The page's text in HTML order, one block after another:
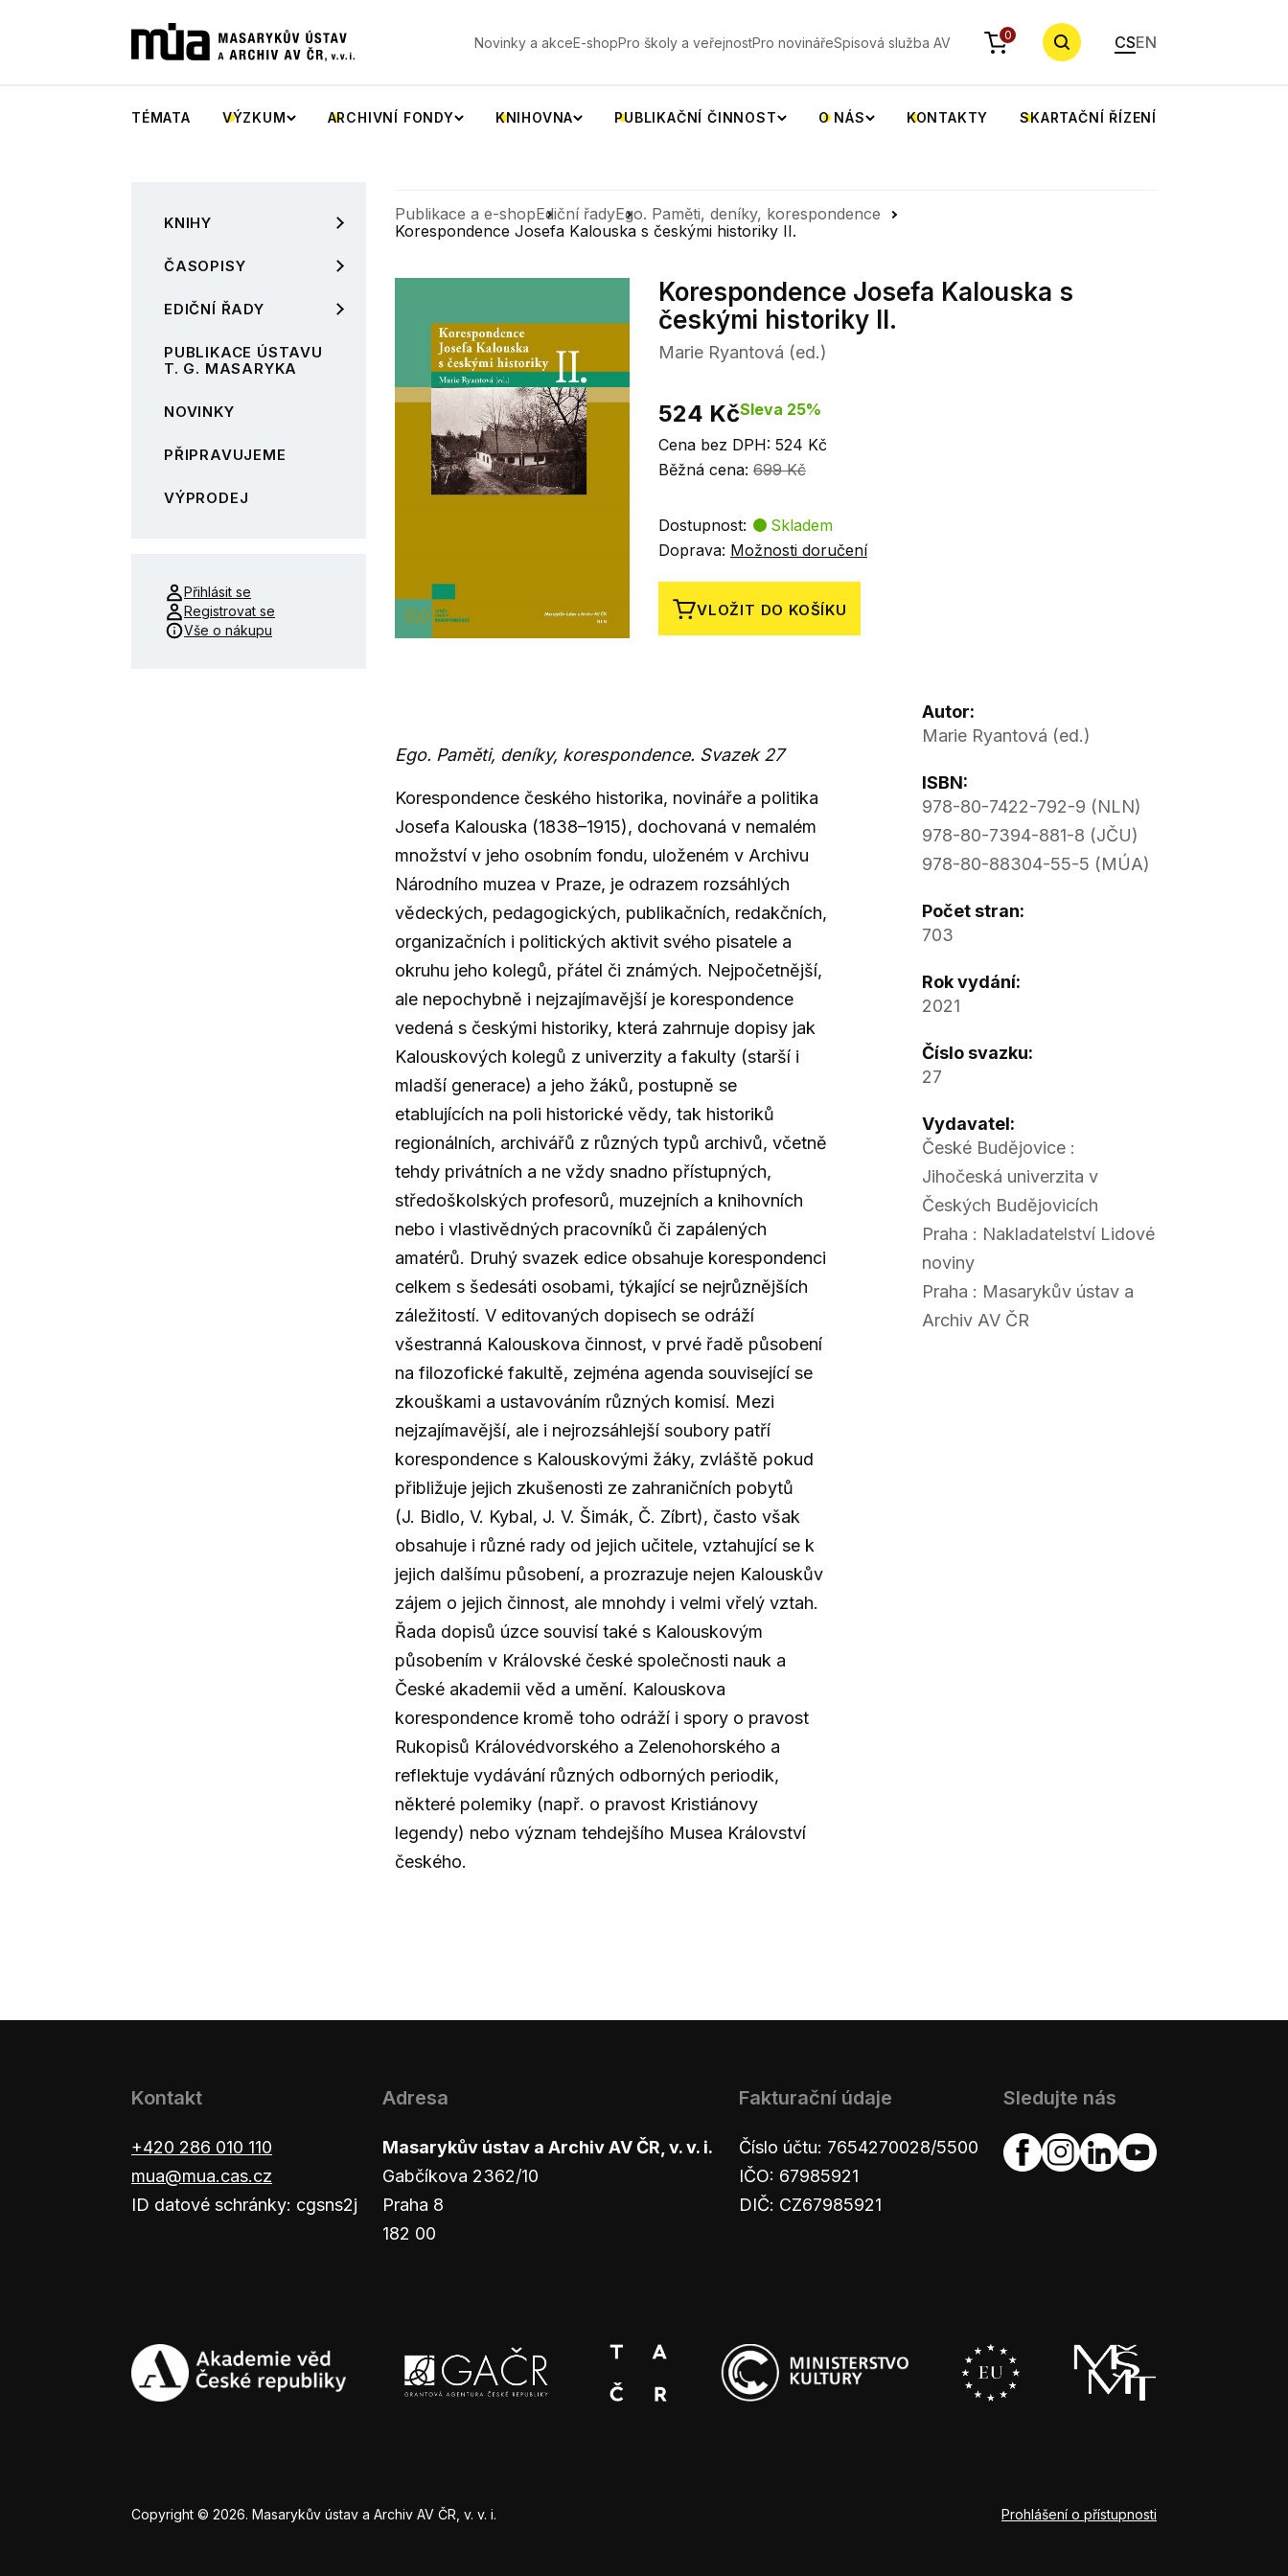
Novinky a akceE-shopPro školy a veřejnostPro novinářeSpisová služba AV 0 CSEN
TÉMATA VÝZKUM ARCHIVNÍ FONDY KNIHOVNA PUBLIKAČNÍ ČINNOST O NÁS KONTAKTY SKARTAČNÍ ŘÍZENÍ
KNIHY
ČASOPISY
EDIČNÍ ŘADY
PUBLIKACE ÚSTAVU
T. G. MASARYKA
NOVINKY
PŘIPRAVUJEME
VÝPRODEJ
Přihlásit se
Registrovat se
Vše o nákupu
Publikace a e-shopEdiční řadyEgo. Paměti, deníky, korespondence
Korespondence Josefa Kalouska s českými historiky II.
Korespondence Josefa Kalouska s
českými historiky II.
Marie Ryantová (ed.)
524 KčSleva 25%
Cena bez DPH: 524 Kč
Běžná cena: 699 Kč
Dostupnost:
Skladem
Doprava: Možnosti doručení
VLOŽIT DO KOŠÍKU
Ego. Paměti, deníky, korespondence. Svazek 27
Korespondence českého historika, novináře a politika
Josefa Kalouska (1838–1915), dochovaná v nemalém
množství v jeho osobním fondu, uloženém v Archivu
Národního muzea v Praze, je odrazem rozsáhlých
vědeckých, pedagogických, publikačních, redakčních,
organizačních i politických aktivit svého pisatele a
okruhu jeho kolegů, přátel či známých. Nejpočetnější,
ale nepochybně i nejzajímavější je korespondence
vedená s českými historiky, která zahrnuje dopisy jak
Kalouskových kolegů z univerzity a fakulty (starší i
mladší generace) a jeho žáků, postupně se
etablujících na poli historické vědy, tak historiků
regionálních, archivářů z různých typů archivů, včetně
tehdy privátních a ne vždy snadno přístupných,
středoškolských profesorů, muzejních a knihovních
nebo i vlastivědných pracovníků či zapálených
amatérů. Druhý svazek edice obsahuje korespondenci
celkem s šedesáti osobami, týkající se nejrůznějších
záležitostí. V editovaných dopisech se odráží
všestranná Kalouskova činnost, v prvé řadě působení
na filozofické fakultě, zejména agenda související se
zkouškami a ustavováním různých komisí. Mezi
nejzajímavější, ale i nejrozsáhlejší soubory patří
korespondence s Kalouskovými žáky, zvláště pokud
přibližuje jejich zkušenosti ze zahraničních pobytů
(J. Bidlo, V. Kybal, J. V. Šimák, Č. Zíbrt), často však
obsahuje i různé rady od jejich učitele, vztahující se k
jejich dalšímu působení, a prozrazuje nejen Kalouskův
zájem o jejich činnost, ale mnohdy i velmi vřelý vztah.
Řada dopisů úzce souvisí také s Kalouskovým
působením v Královské české společnosti nauk a
České akademii věd a umění. Kalouskova
korespondence kromě toho odráží i spory o pravost
Rukopisů Královédvorského a Zelenohorského a
reflektuje vydávání různých odborných periodik,
některé polemiky (např. o pravost Kristiánovy
legendy) nebo význam tehdejšího Musea Království
českého.
Autor:
Marie Ryantová (ed.)
ISBN:
978-80-7422-792-9 (NLN)
978-80-7394-881-8 (JČU)
978-80-88304-55-5 (MÚA)
Počet stran:
703
Rok vydání:
2021
Číslo svazku:
27
Vydavatel:
České Budějovice :
Jihočeská univerzita v
Českých Budějovicích
Praha : Nakladatelství Lidové
noviny
Praha : Masarykův ústav a
Archiv AV ČR
Kontakt
+420 286 010 110
mua@mua.cas.cz
ID datové schránky: cgsns2j
Adresa
Masarykův ústav a Archiv AV ČR, v. v. i.
Gabčíkova 2362/10
Praha 8
182 00
Fakturační údaje
Číslo účtu: 7654270028/5500
IČO: 67985921
DIČ: CZ67985921
Sledujte nás
Copyright © 2026. Masarykův ústav a Archiv AV ČR, v. v. i. Prohlášení o přístupnosti